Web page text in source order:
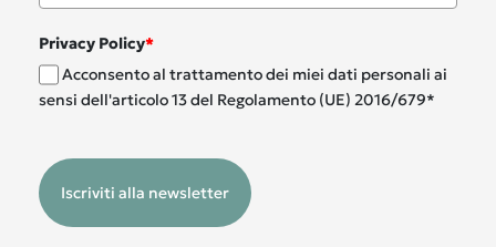
Privacy Policy*
Acconsento al trattamento dei miei dati personali ai
sensi dell'articolo 13 del Regolamento (UE) 2016/679*
Iscriviti alla newsletter